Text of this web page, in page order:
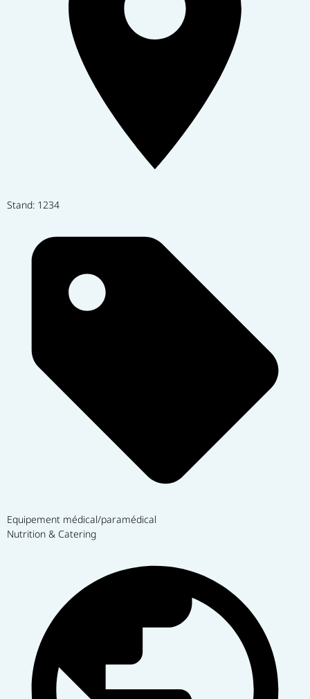
Stand: 1234
Equipement médical/paramédical
Nutrition & Catering